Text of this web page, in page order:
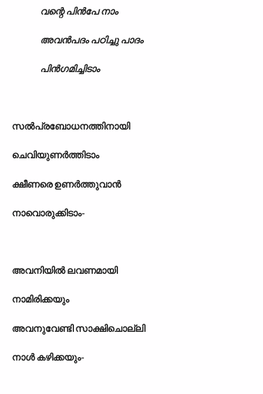
വന്റെ പിൻപേ നാം
അവൻപദം പഠിച്ചു പാദം
പിൻഗമിച്ചിടാം
സൽപ്രബോധനത്തിനായി
ചെവിയുണർത്തിടാം
ക്ഷീണരെ ഉണർത്തുവാൻ
നാവൊരുക്കിടാം-
അവനിയിൽ ലവണമായി
നാമിരിക്കയും
അവനുവേണ്ടി സാക്ഷിചൊല്ലി
നാൾ കഴിക്കയും-